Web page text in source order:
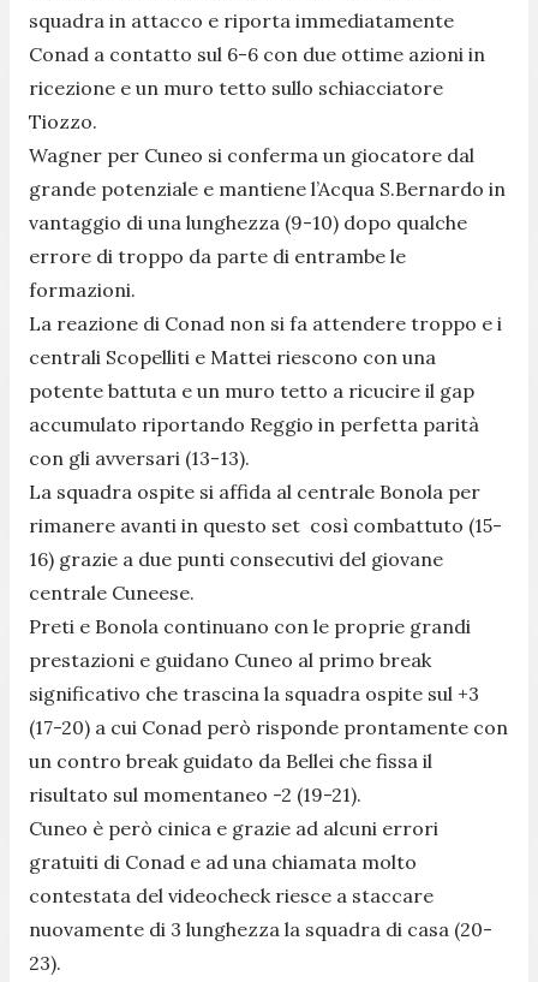
squadra in attacco e riporta immediatamente
Conad a contatto sul 6-6 con due ottime azioni in
ricezione e un muro tetto sullo schiacciatore
Tiozzo.
Wagner per Cuneo si conferma un giocatore dal
grande potenziale e mantiene l’Acqua S.Bernardo in
vantaggio di una lunghezza (9-10) dopo qualche
errore di troppo da parte di entrambe le
formazioni.
La reazione di Conad non si fa attendere troppo e i
centrali Scopelliti e Mattei riescono con una
potente battuta e un muro tetto a ricucire il gap
accumulato riportando Reggio in perfetta parità
con gli avversari (13-13).
La squadra ospite si affida al centrale Bonola per
rimanere avanti in questo set così combattuto (15-
16) grazie a due punti consecutivi del giovane
centrale Cuneese.
Preti e Bonola continuano con le proprie grandi
prestazioni e guidano Cuneo al primo break
significativo che trascina la squadra ospite sul +3
(17-20) a cui Conad però risponde prontamente con
un contro break guidato da Bellei che fissa il
risultato sul momentaneo -2 (19-21).
Cuneo è però cinica e grazie ad alcuni errori
gratuiti di Conad e ad una chiamata molto
contestata del videocheck riesce a staccare
nuovamente di 3 lunghezza la squadra di casa (20-
23).